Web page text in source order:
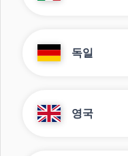
독일
영국